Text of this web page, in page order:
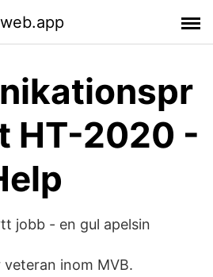
HT-2020 -
jobb - en gul apelsin
inom MVB.